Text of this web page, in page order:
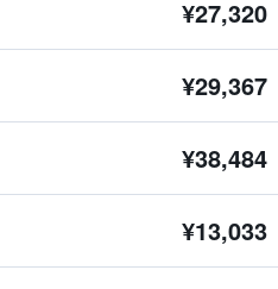
¥27,320
¥29,367
¥38,484
¥13,033